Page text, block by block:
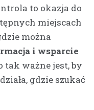
to okazja do
miejscach
można
i wsparcie
tak ważne jest, by
gdzie szukać